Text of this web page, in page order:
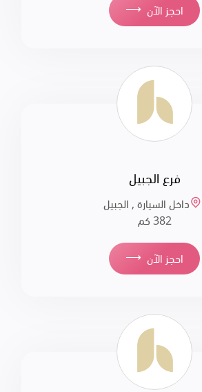
⟶ احجز الآن
فرع الجبيل
داخل السيارة , الجبيل
382 كم
⟶ احجز الآن